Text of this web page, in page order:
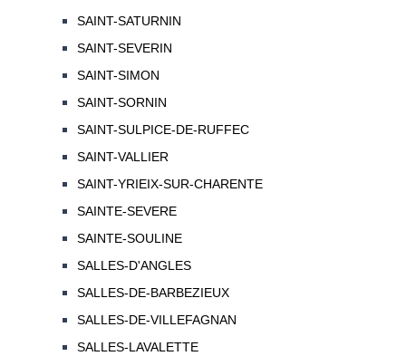
SAINT-SATURNIN
SAINT-SEVERIN
SAINT-SIMON
SAINT-SORNIN
SAINT-SULPICE-DE-RUFFEC
SAINT-VALLIER
SAINT-YRIEIX-SUR-CHARENTE
SAINTE-SEVERE
SAINTE-SOULINE
SALLES-D'ANGLES
SALLES-DE-BARBEZIEUX
SALLES-DE-VILLEFAGNAN
SALLES-LAVALETTE